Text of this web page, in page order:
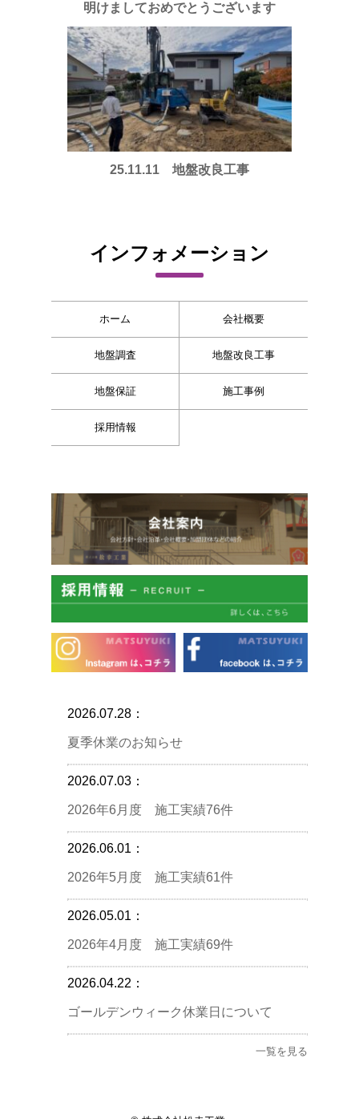
明けましておめでとうございます
25.11.11 地盤改良工事
インフォメーション
ホーム 会社概要
地盤調査 地盤改良工事
地盤保証 施工事例
採用情報
2026.07.28：
夏季休業のお知らせ
2026.07.03：
2026年6月度 施工実績76件
2026.06.01：
2026年5月度 施工実績61件
2026.05.01：
2026年4月度 施工実績69件
2026.04.22：
ゴールデンウィーク休業日について
一覧を見る